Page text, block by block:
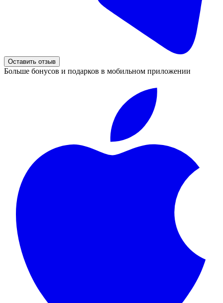
Оставить отзыв
Больше бонусов и подарков в мобильном приложении